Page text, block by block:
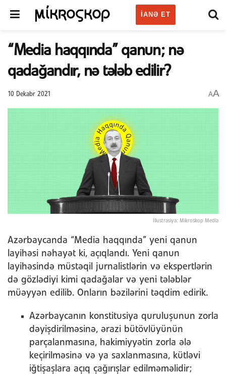
IANƏ ET
“Media haqqında” qanun; nə
qadağandır, nə tələb edilir?
10 Dekabr 2021 AA
İllustrasiya: Mikroskop Media
Azərbaycanda “Media haqqında” yeni qanun
layihəsi nəhayət ki, açıqlandı. Yeni qanun
layihəsində müstəqil jurnalistlərin və ekspertlərin
də gözlədiyi kimi qadağalar və yeni tələblər
müəyyən edilib. Onların bəzilərini təqdim edirik.
Azərbaycanın konstitusiya quruluşunun zorla
dəyişdirilməsinə, ərazi bütövlüyünün
parçalanmasına, hakimiyyətin zorla ələ
keçirilməsinə və ya saxlanmasına, kütləvi
iğtişaşlara açıq çağırışlar edilməməlidir;